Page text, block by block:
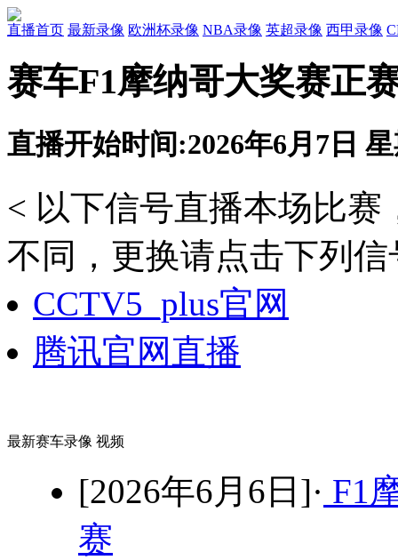
直播首页 最新录像 欧洲杯录像 NBA录像 英超录像 西甲录像
赛车F1摩纳哥大奖赛正
直播开始时间:2026年6月7日
< 以下信号直播本场比
不同，更换请点击下列信
CCTV5_plus官网
腾讯官网直播
最新赛车录像 视频
[2026年6月6日]· F1
赛